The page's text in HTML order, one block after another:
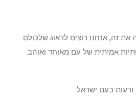
את זה, אנחנו רוצים לדאוג שלכולם
אמיתית של עם מאוחד ואוהב.
בעם ישראל.